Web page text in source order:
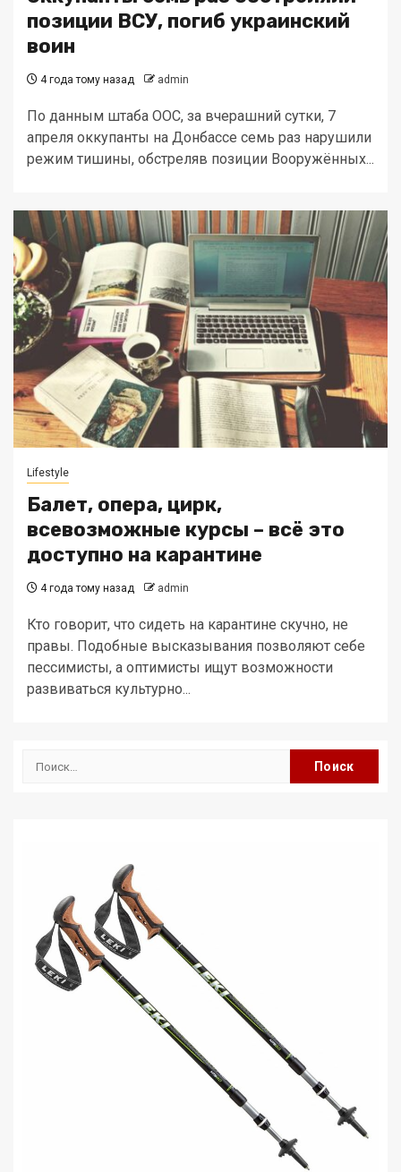
позиции ВСУ, погиб украинский
воин
4 года тому назад admin
По данным штаба ООС, за вчерашний сутки, 7
апреля оккупанты на Донбассе семь раз нарушили
режим тишины, обстреляв позиции Вооружённых...
Lifestyle
Балет, опера, цирк,
всевозможные курсы – всё это
доступно на карантине
4 года тому назад admin
Кто говорит, что сидеть на карантине скучно, не
правы. Подобные высказывания позволяют себе
пессимисты, а оптимисты ищут возможности
развиваться культурно...
Найти: